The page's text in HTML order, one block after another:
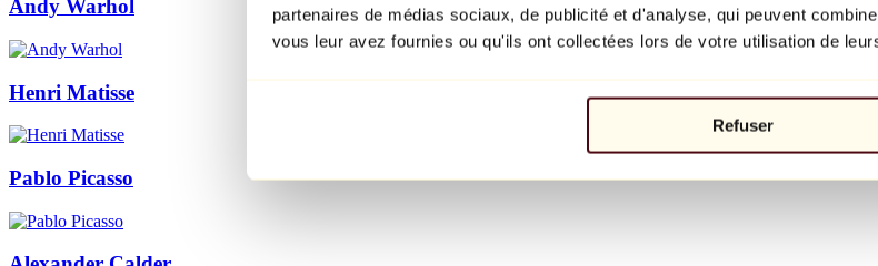
partenaires de médias sociaux, de publicité et d'analyse, qui peuvent
vous leur avez fournies ou qu'ils ont collectées lors de votre utilisation de
Refuser
Andy Warhol
Henri Matisse
Pablo Picasso